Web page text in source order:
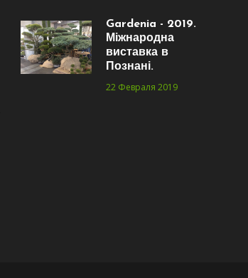
Gardenia - 2019.
Міжнародна
виставка в
Познані.
22 Февраля 2019